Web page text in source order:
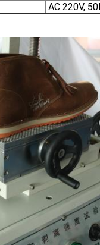
AC 220V,